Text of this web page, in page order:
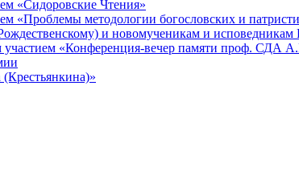
«Сидоровские Чтения»
«Проблемы методологии богословских и
и новомученикам и исповедникам
участием «Конференция-вечер памяти проф. СДА